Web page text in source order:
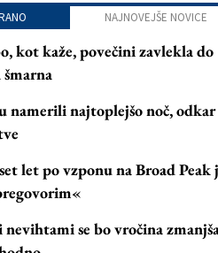
NAJNOVEJŠE NOVICE
kot kaže, povečini zavlekla do
namerili najtoplejšo noč, odkar
let po vzponu na Broad Peak
se bo vročina